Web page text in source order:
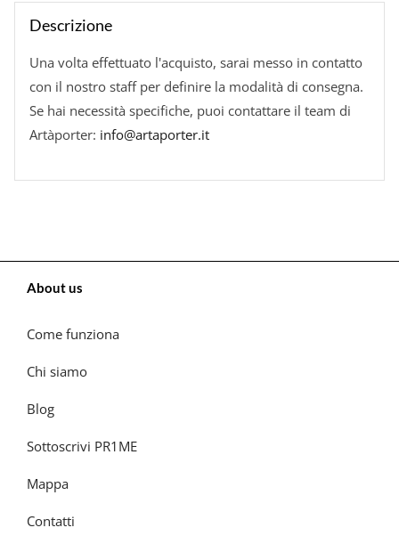
Descrizione
Una volta effettuato l'acquisto, sarai messo in contatto
con il nostro staff per definire la modalità di consegna.
Se hai necessità specifiche, puoi contattare il team di
Artàporter: info@artaporter.it
About us
Come funziona
Chi siamo
Blog
Sottoscrivi PR1ME
Mappa
Contatti